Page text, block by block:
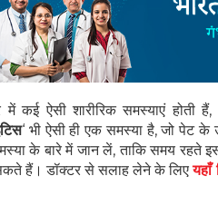
में कई ऐसी शारीरिक समस्याएं
‘ भी ऐसी ही एक समस्या है, जो पेट
के बारे में जान लें, ताकि समय रहते
हैं। डॉक्टर से सलाह लेने के लिए